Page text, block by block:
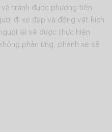
tránh được phương tiện
đi xe đạp và động vật kích
lái sẽ được thực hiện
phản ứng, phanh xe sẽ